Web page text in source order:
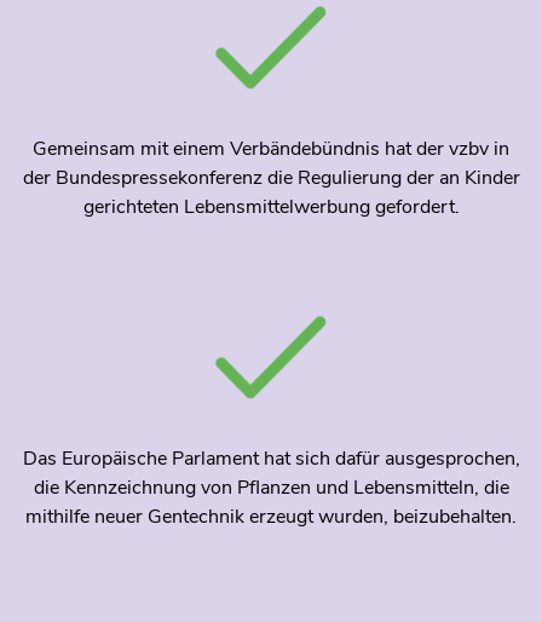
Gemeinsam mit einem Verbändebündnis hat der vzbv in
der Bundespressekonferenz die Regulierung der an Kinder
gerichteten Lebensmittelwerbung gefordert.
Das Europäische Parlament hat sich dafür ausgesprochen,
die Kennzeichnung von Pflanzen und Lebensmitteln, die
mithilfe neuer Gentechnik erzeugt wurden, beizubehalten.